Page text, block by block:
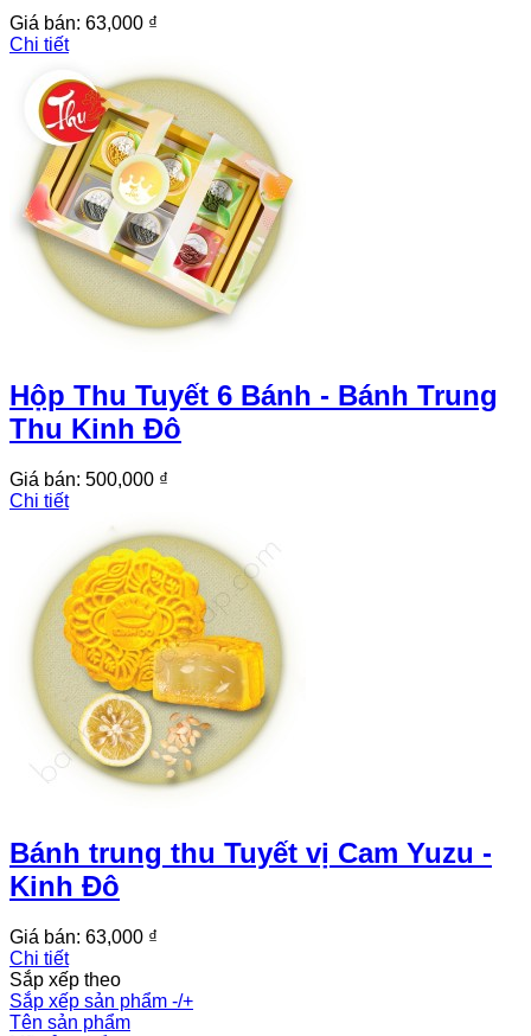
Giá bán: 63,000 ₫
Chi tiết
Hộp Thu Tuyết 6 Bánh - Bánh Trung
Thu Kinh Đô
Giá bán: 500,000 ₫
Chi tiết
Bánh trung thu Tuyết vị Cam Yuzu -
Kinh Đô
Giá bán: 63,000 ₫
Chi tiết
Sắp xếp theo
Sắp xếp sản phẩm -/+
Tên sản phẩm